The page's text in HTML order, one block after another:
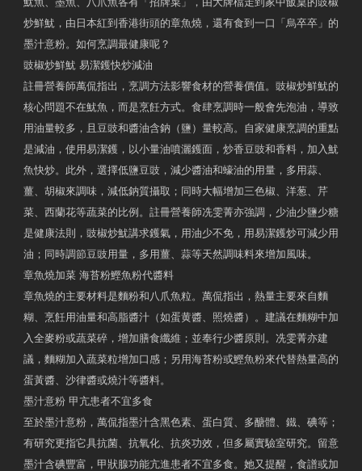
炒鮮魷，由日本紅到香港街頭的章魚燒，還有食到一口「烏卒卒」的
墨汁意粉。如何烹調最健康呢？
豉椒炒鮮魷 易潔鑊快炒減油
註冊營養師萬侃指出，烹調方法影響食材的營養價值。豉椒炒鮮魷的
核心問題不在魷魚，而是烹飪方式。食肆烹調時一般會先泡油，導致
用油量較多，且豆豉和醬油含鈉（鹽）量較高。自家健康烹調的重點
是減油，使用易潔鑊，以小量油噴灑鑊面，炒香豆豉和香料，加入魷
魚快炒。此外，選擇低鹽豆豉，減少醬油和蠔油的用量，多用蒜、
薑、胡椒來調味，減低鈉質攝取；同時大幅增加三色椒、洋葱、芹
菜、西蘭花等蔬菜的比例。註冊營養師冼雯菁亦強調，少油少鹽少糖
是健康法則，豉椒炒魷講求鑊氣，用油少不免，用易潔鑊炒可減少用
油；同時調節豆豉用量，多用薑、蒜等天然調味料來增加風味。
章魚燒加菜 海苔粉鰹魚粉代醬料
章魚燒的主要材料是麵粉和八爪魚粒。萬侃指出，熱量主要來自麵
糊、烹飪用油量和高脂醬汁（如蛋黄醬、照燒醬）。建議在麵糊中加
入全麥粉或蔬菜碎，增加膳食纖維；並奉行少醬原則。冼雯菁亦建
議，麵糊加入蔬菜粒增加口感；另用海苔粉或鰹魚粉來代替熱量高的
蛋黃醬、沙律醬或燒汁等醬料。
墨汁意粉 甲亢患者不宜多食
至於墨汁意粉，萬侃指墨汁含黑色素、蛋白質、多醣體、鐵、碘等；
有研究更指它具抗菌、抗氧化、抗炎功效，但多屬實驗室研究。留意
墨汁含碘豐富，甲狀腺功能亢進患者不宜多食。她又提醒，食譜或加